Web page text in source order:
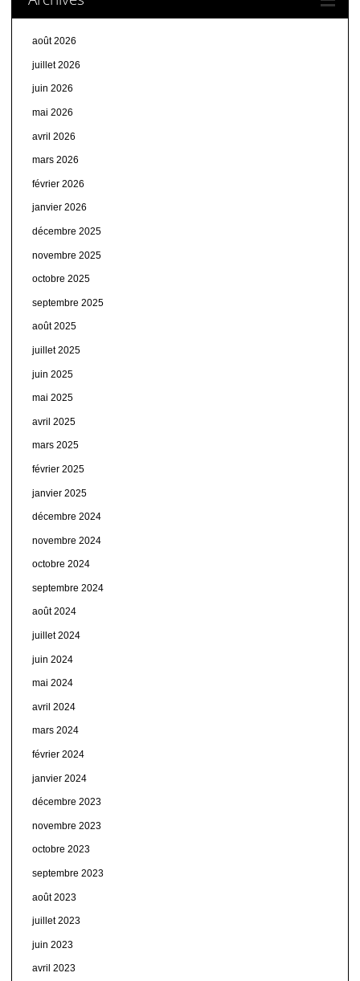
août 2026
juillet 2026
juin 2026
mai 2026
avril 2026
mars 2026
février 2026
janvier 2026
décembre 2025
novembre 2025
octobre 2025
septembre 2025
août 2025
juillet 2025
juin 2025
mai 2025
avril 2025
mars 2025
février 2025
janvier 2025
décembre 2024
novembre 2024
octobre 2024
septembre 2024
août 2024
juillet 2024
juin 2024
mai 2024
avril 2024
mars 2024
février 2024
janvier 2024
décembre 2023
novembre 2023
octobre 2023
septembre 2023
août 2023
juillet 2023
juin 2023
avril 2023